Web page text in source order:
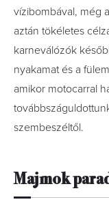
vízibombával, még
aztán tökéletes
karneválózók
nyakamat és a
amikor motocarral
szembeszéltől.
Majmok